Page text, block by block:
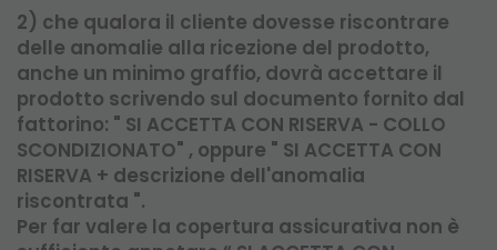
2) che qualora il cliente dovesse riscontrare
delle anomalie alla ricezione del prodotto,
anche un minimo graffio, dovrà accettare il
prodotto scrivendo sul documento fornito dal
fattorino: " SI ACCETTA CON RISERVA - COLLO
SCONDIZIONATO" , oppure " SI ACCETTA CON
RISERVA + descrizione dell'anomalia
riscontrata ".
Per far valere la copertura assicurativa non è